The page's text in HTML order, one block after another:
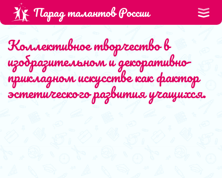
Парад талантов России
Коллективное творчество в
изобразительном и декоративно-
прикладном искусстве как фактор
эстетического развития учащихся.